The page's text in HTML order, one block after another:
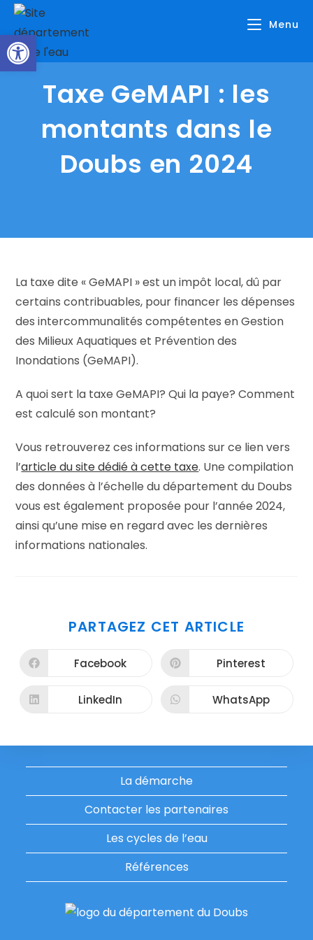
Ouvrir la barre d’outils
Skip
content
Menu
Taxe GeMAPI : les
montants dans le
Doubs en 2024
La taxe dite « GeMAPI » est un impôt local, dû par
certains contribuables, pour financer les dépenses
des intercommunalités compétentes en Gestion
des Milieux Aquatiques et Prévention des
Inondations (GeMAPI).
A quoi sert la taxe GeMAPI? Qui la paye? Comment
est calculé son montant?
Vous retrouverez ces informations sur ce lien vers
l’article du site dédié à cette taxe. Une compilation
des données à l’échelle du département du Doubs
vous est également proposée pour l’année 2024,
ainsi qu’une mise en regard avec les dernières
informations nationales.
PARTAGEZ CET ARTICLE
Ouvrir
autre
fenêtre
Facebook Ouvrir
autre
fenêtre
Pinterest
Ouvrir
fenêtre
LinkedIn Ouvrir
fenêtre
WhatsApp
La démarche
Contacter les partenaires
Les cycles de l’eau
Références